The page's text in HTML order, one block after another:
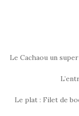
Le Cachaou un
Le plat : Filet de